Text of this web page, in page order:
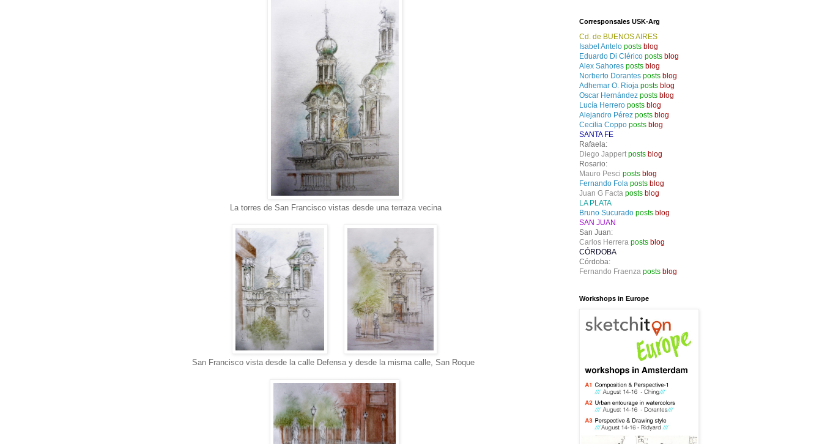
La torres de San Francisco vistas desde una terraza vecina
San Francisco vista desde la calle Defensa y desde la misma calle, San Roque
Corresponsales USK-Arg
Cd. de BUENOS AIRES
Isabel Antelo posts blog
Eduardo Di Clérico posts blog
Alex Sahores posts blog
Norberto Dorantes posts blog
Adhemar O. Rioja posts blog
Oscar Hernández posts blog
Lucía Herrero posts blog
Alejandro Pérez posts blog
Cecilia Coppo posts blog
SANTA FE
Rafaela:
Diego Jappert posts blog
Rosario:
Mauro Pesci posts blog
Fernando Fola posts blog
Juan G Facta posts blog
LA PLATA
Bruno Sucurado posts blog
SAN JUAN
San Juan:
Carlos Herrera posts blog
CÓRDOBA
Córdoba:
Fernando Fraenza posts blog
Workshops in Europe